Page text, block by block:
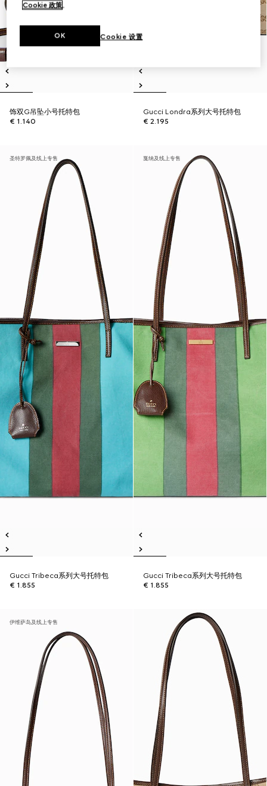
饰双G吊坠小号托特包
€ 1.140
Gucci Londra系列大号托特包
€ 2.195
圣特罗佩及线上专售
Gucci Tribeca系列大号托特包
€ 1.855
戛纳及线上专售
Gucci Tribeca系列大号托特包
€ 1.855
伊维萨岛及线上专售
Cookie 政策。
Cookie 设置
OK